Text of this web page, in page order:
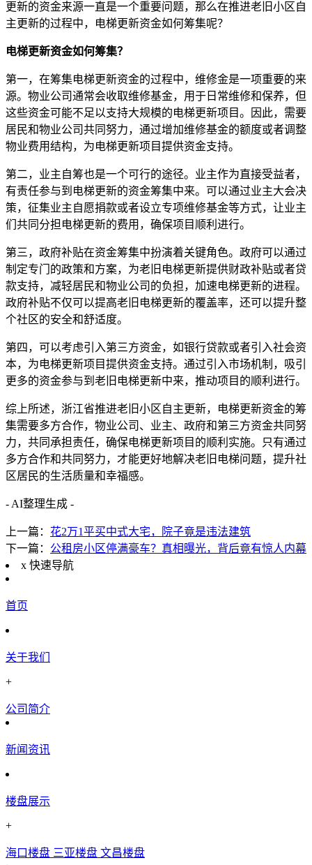
更新的资金来源一直是一个重要问题，那么在推进老旧小区自
主更新的过程中，电梯更新资金如何筹集呢？
电梯更新资金如何筹集？
第一，在筹集电梯更新资金的过程中，维修金是一项重要的来
源。物业公司通常会收取维修基金，用于日常维修和保养，但
这些资金可能不足以支持大规模的电梯更新项目。因此，需要
居民和物业公司共同努力，通过增加维修基金的额度或者调整
物业费用结构，为电梯更新项目提供资金支持。
第二，业主自筹也是一个可行的途径。业主作为直接受益者，
有责任参与到电梯更新的资金筹集中来。可以通过业主大会决
策，征集业主自愿捐款或者设立专项维修基金等方式，让业主
们共同分担电梯更新的费用，确保项目顺利进行。
第三，政府补贴在资金筹集中扮演着关键角色。政府可以通过
制定专门的政策和方案，为老旧电梯更新提供财政补贴或者贷
款支持，减轻居民和物业公司的负担，加速电梯更新的进程。
政府补贴不仅可以提高老旧电梯更新的覆盖率，还可以提升整
个社区的安全和舒适度。
第四，可以考虑引入第三方资金，如银行贷款或者引入社会资
本，为电梯更新项目提供资金支持。通过引入市场机制，吸引
更多的资金参与到老旧电梯更新中来，推动项目的顺利进行。
综上所述，浙江省推进老旧小区自主更新，电梯更新资金的筹
集需要多方合作，物业公司、业主、政府和第三方资金共同努
力，共同承担责任，确保电梯更新项目的顺利实施。只有通过
多方合作和共同努力，才能更好地解决老旧电梯问题，提升社
区居民的生活质量和幸福感。
- AI整理生成 -
上一篇： 花2万1平买中式大宅，院子竟是违法建筑
下一篇： 公租房小区停满豪车？真相曝光，背后竟有惊人内幕
x 快速导航
首页
关于我们
+
公司简介
新闻资讯
楼盘展示
+
海口楼盘 三亚楼盘 文昌楼盘